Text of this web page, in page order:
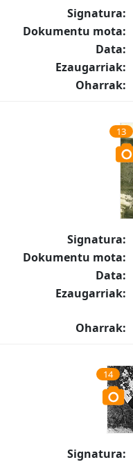
Signatura:
Dokumentu mota:
Data:
Ezaugarriak:
Oharrak:
13
Signatura:
Dokumentu mota:
Data:
Ezaugarriak:
Oharrak:
14
Signatura: